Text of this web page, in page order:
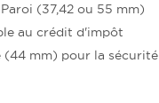
(37,42 ou 55 mm)
au crédit d'impôt
mm) pour la sécurité